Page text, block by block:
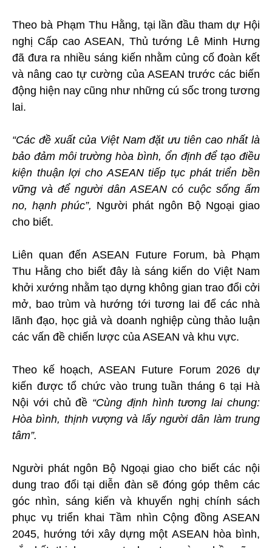
Theo bà Phạm Thu Hằng, tại lần đầu tham dự Hội
nghị Cấp cao ASEAN, Thủ tướng Lê Minh Hưng
đã đưa ra nhiều sáng kiến nhằm củng cố đoàn kết
và nâng cao tự cường của ASEAN trước các biến
động hiện nay cũng như những cú sốc trong tương
lai.
“Các đề xuất của Việt Nam đặt ưu tiên cao nhất là
bảo đảm môi trường hòa bình, ổn định để tạo điều
kiện thuận lợi cho ASEAN tiếp tục phát triển bền
vững và để người dân ASEAN có cuộc sống ấm
no, hạnh phúc”, Người phát ngôn Bộ Ngoại giao
cho biết.
Liên quan đến ASEAN Future Forum, bà Phạm
Thu Hằng cho biết đây là sáng kiến do Việt Nam
khởi xướng nhằm tạo dựng không gian trao đổi cởi
mở, bao trùm và hướng tới tương lai để các nhà
lãnh đạo, học giả và doanh nghiệp cùng thảo luận
các vấn đề chiến lược của ASEAN và khu vực.
Theo kế hoạch, ASEAN Future Forum 2026 dự
kiến được tổ chức vào trung tuần tháng 6 tại Hà
Nội với chủ đề “Cùng định hình tương lai chung:
Hòa bình, thịnh vượng và lấy người dân làm trung
tâm”.
Người phát ngôn Bộ Ngoại giao cho biết các nội
dung trao đổi tại diễn đàn sẽ đóng góp thêm các
góc nhìn, sáng kiến và khuyến nghị chính sách
phục vụ triển khai Tầm nhìn Cộng đồng ASEAN
2045, hướng tới xây dựng một ASEAN hòa bình,